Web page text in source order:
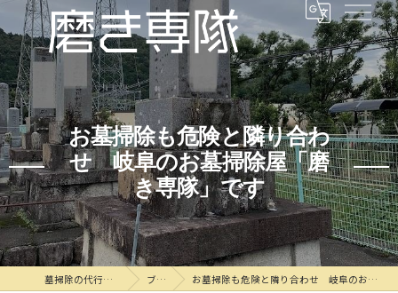
お墓掃除も危険と隣り合わ
せ 岐阜のお墓掃除屋「磨
き専隊」です
墓掃除の代行なら磨き専隊 ブログ お墓掃除も危険と隣り合わせ 岐阜のお墓掃除屋「磨き専隊」です